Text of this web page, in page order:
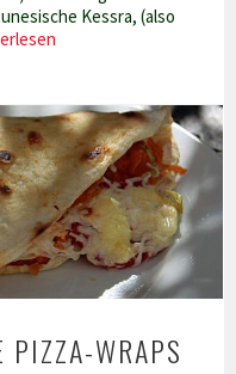
Kessra, (also
WRAPS